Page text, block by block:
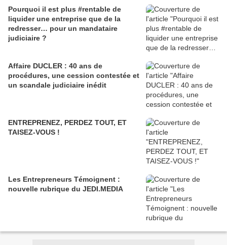
Pourquoi il est plus #rentable de
liquider une entreprise que de la
redresser… pour un mandataire
judiciaire ?
Affaire DUCLER : 40 ans de
procédures, une cession contestée et
un scandale judiciaire inédit
ENTREPRENEZ, PERDEZ TOUT, ET
TAISEZ-VOUS !
Les Entrepreneurs Témoignent :
nouvelle rubrique du JEDI.MEDIA